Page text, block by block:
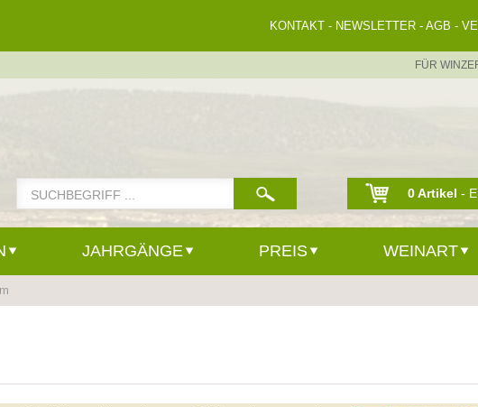
KONTAKT- NEWSLETTER- AGB -
FÜR
0 Artikel -
JAHRGÄNGE PREIS WEINART